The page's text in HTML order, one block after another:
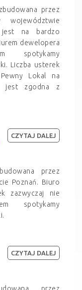
przez
jest na bardzo
dewelopera
spotykamy
Liczba usterek
Lokal na
jest zgodna z
przez
Poznań. Biuro
zazwyczaj nie
spotykamy
CZYTAJ DALEJ
CZYTAJ DALEJ